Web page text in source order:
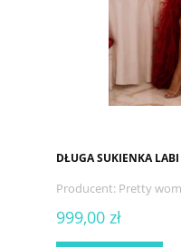
DŁUGA SUKIENKA
Producent: Pretty
999,00 zł